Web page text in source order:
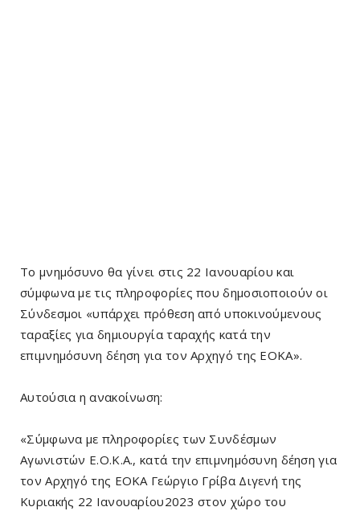
Το μνημόσυνο θα γίνει στις 22 Ιανουαρίου και
σύμφωνα με τις πληροφορίες που δημοσιοποιούν οι
Σύνδεσμοι «υπάρχει πρόθεση από υποκινούμενους
ταραξίες για δημιουργία ταραχής κατά την
επιμνημόσυνη δέηση για τον Αρχηγό της ΕΟΚΑ».
Αυτούσια η ανακοίνωση:
«Σύμφωνα με πληροφορίες των Συνδέσμων
Αγωνιστών Ε.Ο.Κ.Α., κατά την επιμνημόσυνη δέηση για
τον Αρχηγό της ΕΟΚΑ Γεώργιο Γρίβα Διγενή της
Κυριακής 22 Ιανουαρίου2023 στον χώρο του